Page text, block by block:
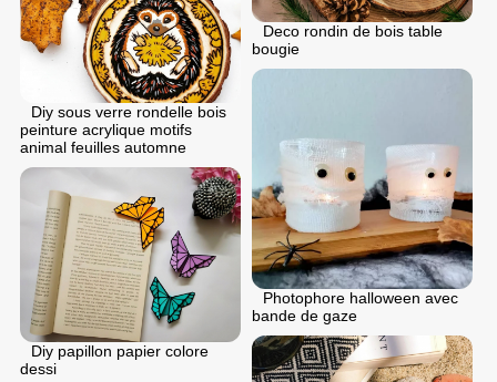
Deco rondin de bois table
bougie
Diy sous verre rondelle bois
peinture acrylique motifs
animal feuilles automne
Photophore halloween avec
bande de gaze
Diy papillon papier colore
dessi